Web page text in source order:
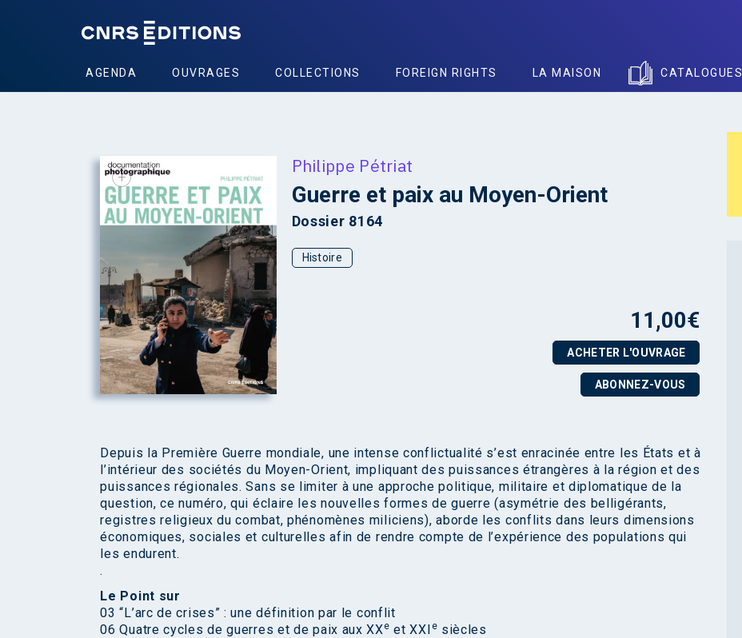
AGENDA OUVRAGES COLLECTIONS FOREIGN RIGHTS LA MAISON CATALOGUES
+
Philippe Pétriat
Guerre et paix au Moyen-Orient
Dossier 8164
Histoire
11,00€
ACHETER L'OUVRAGE
ABONNEZ-VOUS
Depuis la Première Guerre mondiale, une intense conflictualité s’est enracinée entre les États et à
l’intérieur des sociétés du Moyen-Orient, impliquant des puissances étrangères à la région et des
puissances régionales. Sans se limiter à une approche politique, militaire et diplomatique de la
question, ce numéro, qui éclaire les nouvelles formes de guerre (asymétrie des belligérants,
registres religieux du combat, phénomènes miliciens), aborde les conflits dans leurs dimensions
économiques, sociales et culturelles afin de rendre compte de l’expérience des populations qui
les endurent.
.
Le Point sur
03 “L’arc de crises” : une définition par le conflit
06 Quatre cycles de guerres et de paix aux XXe et XXIe siècles